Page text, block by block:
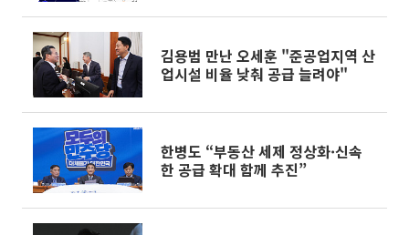
김용범 만난 오세훈 "준공업지역 산
업시설 비율 낮춰 공급 늘려야"
한병도 “부동산 세제 정상화·신속
한 공급 확대 함께 추진”